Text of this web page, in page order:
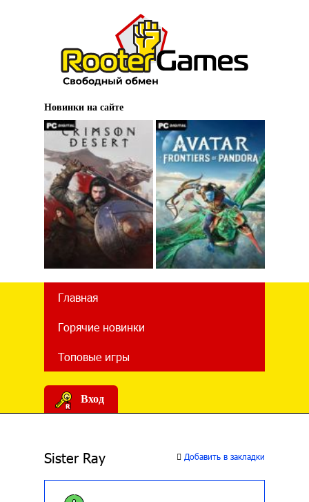
Новинки на сайте
Главная
Горячие новинки
Топовые игры
Вход
Sister Ray Добавить в закладки